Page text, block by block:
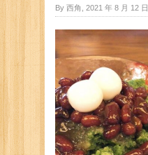
By 西角, 2021 年 8 月 12 日